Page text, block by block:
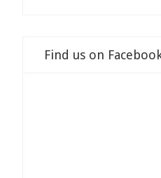
Find us on